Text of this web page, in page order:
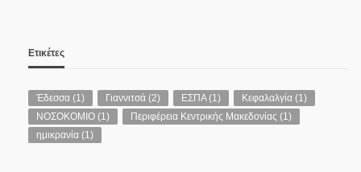
Ετικέτες
Έδεσσα (1) Γιαννιτσά (2) ΕΣΠΑ(1) Κεφαλαλγία (1)
ΝΟΣΟΚΟΜΙΟ (1) Περιφέρεια Κεντρικής Μακεδονίας (1)
ημικρανία (1)